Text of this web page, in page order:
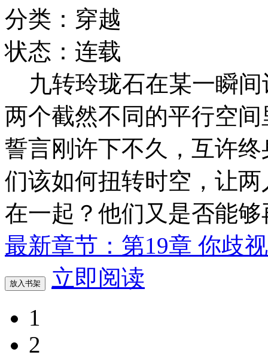
分类：穿越
状态：连载
九转玲珑石在某一瞬间
两个截然不同的平行空
誓言刚许下不久，互许
们该如何扭转时空，让
在一起？他们又是否能
最新章节：第19章 你歧
放入书架
立即阅读
1
2